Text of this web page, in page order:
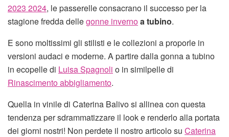
2023 2024, le passerelle consacrano il successo per la
stagione fredda dellegonne invernoa tubino.
E sono moltissimi gli stilisti e le collezioni a proporle in
versioni audaci e moderne. A partire dalla gonna a tubino
in ecopelle di Luisa Spagnoli o in similpelle di
Rinascimento abbigliamento.
Quella in vinile di Caterina Balivo si allinea con questa
tendenza per sdrammatizzare il look e renderlo alla portata
dei giorni nostri! Non perdete il nostro articolo su Caterina